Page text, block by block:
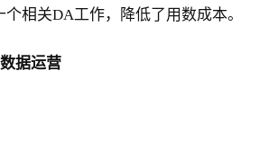
相关DA工作，降低了用数成本。
据运营